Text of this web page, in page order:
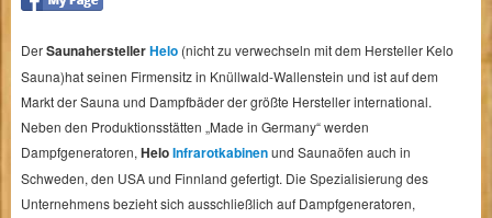
DerSaunaherstellerHelo(nicht zu verwechseln mit dem Hersteller Kelo
Sauna)hat seinen Firmensitz in Knüllwald-Wallenstein und ist auf dem
Markt der Sauna und Dampfbäder der größte Hersteller international.
Neben den Produktionsstätten „Made in Germany“ werden
Dampfgeneratoren, HeloInfrarotkabinenund Saunaöfen auch in
Schweden, den USA und Finnland gefertigt. Die Spezialisierung des
Unternehmens bezieht sich ausschließlich auf Dampfgeneratoren,